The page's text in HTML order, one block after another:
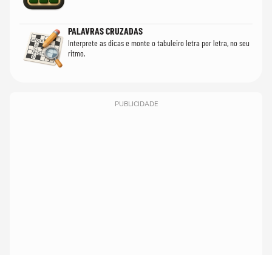
PALAVRAS CRUZADAS
Interprete as dicas e monte o tabuleiro letra por letra, no seu
ritmo.
PUBLICIDADE